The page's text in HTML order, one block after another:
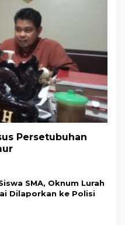
Persetubuhan
SMA, Oknum Lurah
Dilaporkan ke Polisi